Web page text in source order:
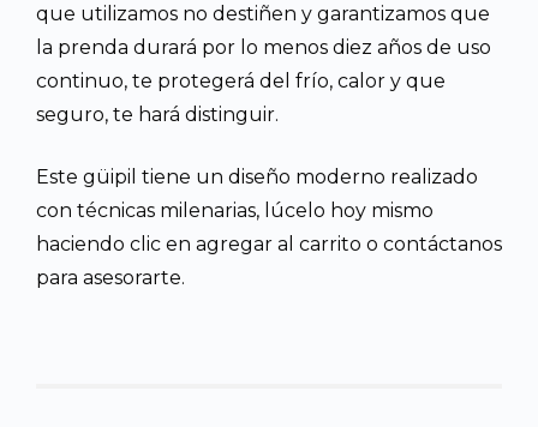
que utilizamos no destiñen y garantizamos que
la prenda durará por lo menos diez años de uso
continuo, te protegerá del frío, calor y que
seguro, te hará distinguir.
Este güipil tiene un diseño moderno realizado
con técnicas milenarias, lúcelo hoy mismo
haciendo clic en agregar al carrito o contáctanos
para asesorarte.